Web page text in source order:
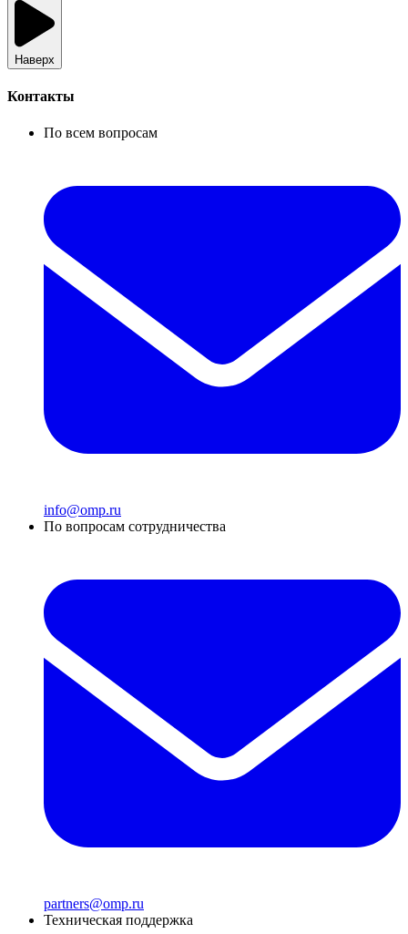
Наверх
Контакты
По всем вопросам
info@omp.ru
По вопросам сотрудничества
partners@omp.ru
Техническая поддержка